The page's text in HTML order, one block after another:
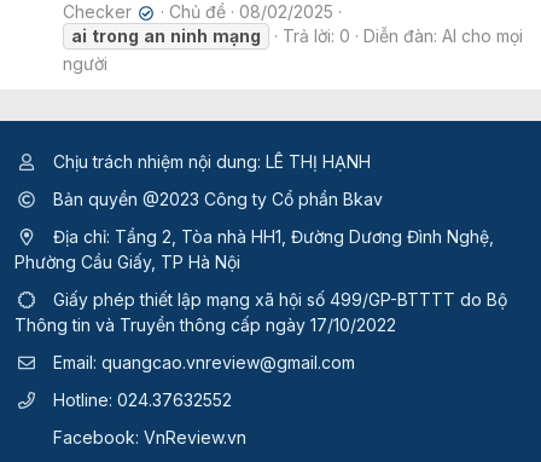
Checker ✔ Chủ đề
08/02/2025
ai trong an ninh mạng Trả lời: 0 Diễn đàn: AI cho mọi
người
Chịu trách nhiệm nội dung: LÊ THỊ HẠNH
Bản quyền @2023 Công ty Cổ phần Bkav
Địa chỉ: Tầng 2, Tòa nhà HH1, Đường Dương Đình Nghệ,
Phường Cầu Giấy, TP Hà Nội
Giấy phép thiết lập mạng xã hội số 499/GP-BTTTT do Bộ
Thông tin và Truyền thông cấp ngày 17/10/2022
Email: quangcao.vnreview@gmail.com
Hotline: 024.37632552
Facebook: VnReview.vn